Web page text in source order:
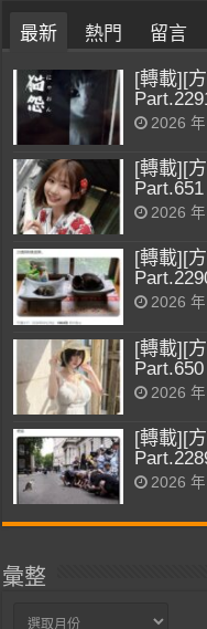
最新 熱門 留言
[轉載][
2026
[轉載][
Part.651
2026
[轉載][
2026
[轉載][
Part.650
2026
[轉載][
2026
彙整
彙